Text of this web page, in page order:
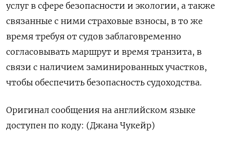
услуг в сфере безопасности и экологии, а также
связанные с ними страховые взносы, в то же
время требуя от ​судов заблаговременно
согласовывать ⁠маршрут и время транзита, в
связи ‌с наличием заминированных участков,
‌чтобы обеспечить безопасность судоходства.
Оригинал сообщения на ​английском языке
доступен ‌по коду: (Джана Чукейр)